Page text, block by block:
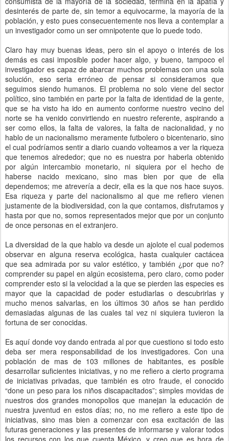
desinterés de parte de, sin temor a equivocarme, la mayoría de la
población, y esto pues consecuentemente nos lleva a contemplar a
un investigador como un ser omnipotente que lo puede todo.
Claro hay muy buenas ideas, pero sin el apoyo o interés de los
demás es casi imposible poder hacer algo, y bueno, tampoco el
investigador es capaz de abarcar muchos problemas con una sola
solución, eso seria erróneo de pensar si consideramos que
seguimos siendo humanos. El problema no solo viene del sector
político, sino también en parte por la falta de identidad de la gente,
que se ha visto ha ido en aumento conforme nuestro vecino del
norte se ha venido convirtiendo en nuestro referente, aspirando a
ser como ellos, la falta de valores, la falta de nacionalidad, y no
hablo de un nacionalismo meramente futbolero o bicentenario, sino
el cual podríamos sentir a diario cuando volteamos a ver la riqueza
que tenemos alrededor; que no es nuestra por haberla obtenido
por algún intercambio monetario, ni siquiera por el hecho de
haberse nacido mexicano, sino mas bien por que de ella
dependemos; me atrevería a decir, ella es la que nos hace suyos.
Esa riqueza y parte del nacionalismo al que me refiero vienen
justamente de la biodiversidad, con la que contamos, disfrutamos y
hasta por que no, somos representados mejor que por un conjunto
de once personas en el extranjero.
La diversidad de la que hablo va desde un ajolote el cual podemos
observar en alguna reserva ecológica, hasta cualquier cactácea
que sea admirada por su valor estético, y también ¿por que no?
comprender su papel en algún ecosistema, pero claro, como poder
comprender esto si la velocidad a la que se pierden las especies es
mayor que la capacidad de poder estudiarlas o descubrirlas y
mucho menos salvarlas, en los últimos 30 años se han perdido
demasiadas algunas de las cuales tal vez ni siquiera tuvieron la
fortuna de ser conocidas.
Es aquí donde voy dando entrada al por que cuestiono si todo esto
deba ser mera responsabilidad de los investigadores. Con una
población de mas de 103 millones de habitantes, es posible
desarrollar suficientes iniciativas, y no me refiero a cierto programa
de iniciativas privadas, que también es otro fraude, el conocido
“done un peso para los niños discapacitados”; simples movidas de
nuestros dos grandes monopolios que manejan la educación de
nuestra juventud en estos días; no, no me refiero a este tipo de
iniciativas, sino mas bien a comenzar con esa excitación de las
futuras generaciones y las presentes de informarse y valorar todos
los recursos con los que cuenta México, y creo que es hora de